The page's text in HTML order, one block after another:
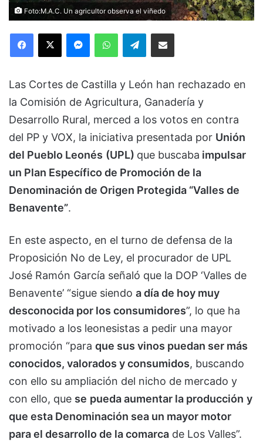
Foto:M.A.C. Un agricultor observa el viñedo
Facebook
X MessengerWhatsAppTelegramCompartir via Email
Las Cortes de Castilla y León han rechazado en
la Comisión de Agricultura, Ganadería y
Desarrollo Rural, merced a los votos en contra
del PP y VOX, la iniciativa presentada por Unión
del Pueblo Leonés (UPL) que buscaba impulsar
un Plan Específico de Promoción de la
Denominación de Origen Protegida “Valles de
Benavente”.
En este aspecto, en el turno de defensa de la
Proposición No de Ley, el procurador de UPL
José Ramón García señaló que la DOP ‘Valles de
Benavente’ “sigue siendo a día de hoy muy
desconocida por los consumidores”, lo que ha
motivado a los leonesistas a pedir una mayor
promoción “para que sus vinos puedan ser más
conocidos, valorados y consumidos, buscando
con ello su ampliación del nicho de mercado y
con ello, que se pueda aumentar la producción y
que esta Denominación sea un mayor motor
para el desarrollo de la comarca de Los Valles”.